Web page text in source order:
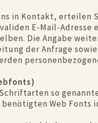
in Kontakt, erteilen
E-Mail-
Die Angabe
der Anfrage
so
Web Fonts